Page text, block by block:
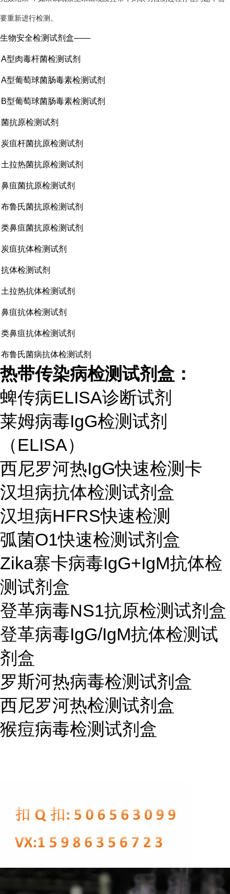
要重新进行检测。
生物安全检测试剂盒——
A型肉毒杆菌检测试剂
A型葡萄球菌肠毒素检测试剂
B型葡萄球菌肠毒素检测试剂
菌抗原检测试剂
炭疽杆菌抗原检测试剂
土拉热菌抗原检测试剂
鼻疽菌抗原检测试剂
布鲁氏菌抗原检测试剂
类鼻疽菌抗原检测试剂
炭疽抗体检测试剂
抗体检测试剂
土拉热抗体检测试剂
鼻疽抗体检测试剂
类鼻疽抗体检测试剂
布鲁氏菌病抗体检测试剂
热带传染病检测试剂盒：
蜱传病ELISA诊断试剂
莱姆病毒IgG检测试剂
（ELISA）
西尼罗河热IgG快速检测卡
汉坦病抗体检测 试剂盒
汉坦病HFRS快速检测
弧菌O1快速检测 试剂盒
Zika寨卡病毒IgG+IgM抗体检
测试剂盒
登革病毒NS1抗原检测试剂盒
登革病毒IgG/IgM抗体检测试
剂盒
罗斯河热病毒检测试剂盒
西尼罗河热检测试剂盒
猴痘病毒检测试剂盒